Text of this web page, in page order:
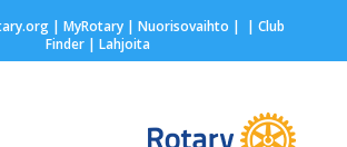
| MyRotary | Nuorisovaihto | | Club
Finder| Lahjoita